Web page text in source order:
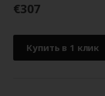
€307
Купить в 1 клик